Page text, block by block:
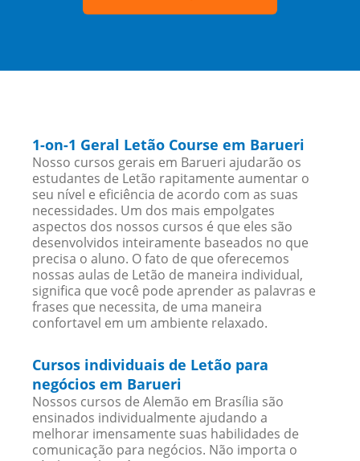
1-on-1 Geral Letão Course em Barueri
Nosso cursos gerais em Barueri ajudarão os
estudantes de Letão rapitamente aumentar o
seu nível e eficiência de acordo com as suas
necessidades. Um dos mais empolgates
aspectos dos nossos cursos é que eles são
desenvolvidos inteiramente baseados no que
precisa o aluno. O fato de que oferecemos
nossas aulas de Letão de maneira individual,
significa que você pode aprender as palavras e
frases que necessita, de uma maneira
confortavel em um ambiente relaxado.
Cursos individuais de Letão para
negócios em Barueri
Nossos cursos de Alemão em Brasília são
ensinados individualmente ajudando a
melhorar imensamente suas habilidades de
comunicação para negócios. Não importa o